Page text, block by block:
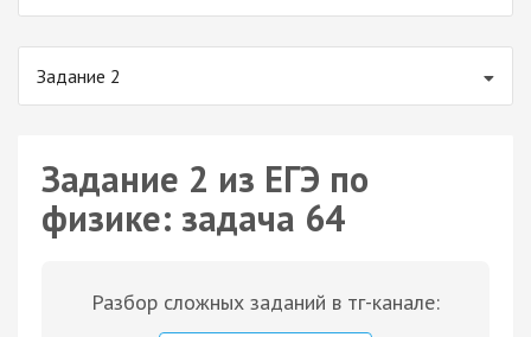
Задание 2
Задание 2 из ЕГЭ по
физике: задача 64
Разбор сложных заданий в тг-канале: